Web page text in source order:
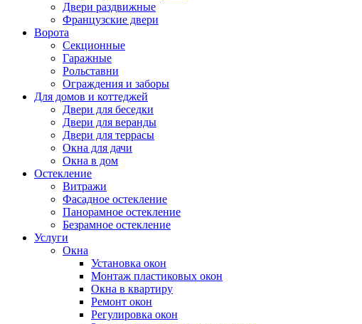
Двери раздвижные
Французские двери
Ворота
Секционные
Гаражные
Рольставни
Ограждения и заборы
Для домов и коттеджей
Двери для беседки
Двери для веранды
Двери для террасы
Окна для дачи
Окна в дом
Остекление
Витражи
Фасадное остекление
Панорамное остекление
Безрамное остекление
Услуги
Окна
Установка окон
Монтаж пластиковых окон
Окна в квартиру
Ремонт окон
Регулировка окон